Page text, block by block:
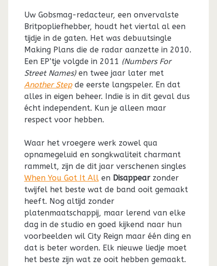
Uw Gobsmag-redacteur, een onvervalste
Britpopliefhebber, houdt het viertal al een
tijdje in de gaten. Het was debuutsingle
Making Plans die de radar aanzette in 2010.
Een EP’tje volgde in 2011 (Numbers For
Street Names)en twee jaar later met
Another Stepde eerste langspeler. En dat
alles in eigen beheer. Indie is in dit geval dus
écht independent. Kun je alleen maar
respect voor hebben.
Waar het vroegere werk zowel qua
opnamegeluid en songkwaliteit charmant
rammelt, zijn de dit jaar verschenen singles
When You Got It Allen Disappearzonder
twijfel het beste wat de band ooit gemaakt
heeft. Nog altijd zonder
platenmaatschappij, maar lerend van elke
dag in de studio en goed kijkend naar hun
voorbeelden wil City Reign maar één ding en
dat is beter worden. Elk nieuwe liedje moet
het beste zijn wat ze ooit hebben gemaakt.